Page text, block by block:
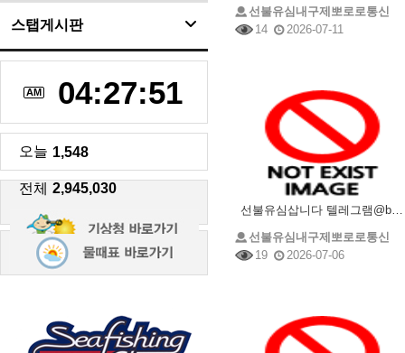
스탭게시판
AM 04:27:51
오늘 1,548
전체 2,945,030
선불유심내구제뽀로로통신
14
2026-07-11
선불유심삽니다 텔레그램@brrsim_7 선불유심내구제 뽀로로통신 선불유심매입 선불유심구매 소액내구제
선불유심내구제뽀로로통신
19
2026-07-06